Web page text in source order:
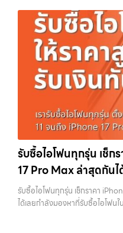
จะอยู่ในสภาพใช้งานแล้ว ตกแต่งแ
ไม่ได้ขึ้นอยู่แค่ยี่ห้อ แต่ขึ้นอยู่กับสภ
การขายของคุณ เราจึงตั้งใจให้บริ
แจ้งวัฒนะ, บางแค, วัชรพล, รามอิ
เสนานิคม, วังหิน อย่างเต็มที่ ไม่ว่
“รับซื้อโทรศัพท์มือสองกรุงเทพ”, “
กรุงเทพถึงที่”, หรือ “รับซื้อ
เพราะบริการของเรามุ่งตรงให้คุ
กว่า เลือกเราแล้วคุณจะได้บริกา
อำนวยความสะดวก นัดรับถึงที่ ต
ทั้งหมดนี้เพื่อให้การขายอุปกรณ์ข
และคุ้มค่ากว่า ทำไมต้องเลือกเรา
iPhone, Samsung, ไอแพด แท็บ
ทันที โดยเน้นบริการในพื้นที่ ลาดพร้
วัชรพล, รามอินทรา, รวมถึง บาง
วังหินไม่ว่าคุณจะต้องการ รับซื้อโ
ซื้อแท็บเล็ต, หรือบริการอื่นๆ เกี่ยว
เครื่องก่อนขาย บทความนี้จะพาไ
ตั้งแต่เรื่องพื้นฐานไปจนถึงเทคนิ
ข้าม หากทำครบทุกข้อ โอกาสที่จะ
รียมเครื่องถึงสำคัญ ก่อนจะไปดูวิธี
ให้ความสำคัญกับรายละเอียดเห
เขามองคือ “ความพร้อมในการขา
ต่อได้ทันทีโดยไม่ต้องเสียเวลาแ
เสี่ยงก็จะต่ำลง และนั่นทำให้เขาก
เครื่องยังมีข้อมูลค้างอยู่ ติด
เสียเวลาและต้นทุนเพิ่ม สิ่งเหล่า
คุณโดยตรง 1. สำรองข้อมูลให้เรี
ทำเสมอคือการสำรองข้อมูล เพร
ไม่สามารถกู้คืนได้อีก ไม่ว่าจะเป็น
หลายคนมักรีบล้างเครื่องเพราะอย
พลาดที่ไม่ควรเกิดขึ้นเลย คุณสาม
คอมพิวเตอร์ก็ได้ หากต้องการคว
รับซื้อไอโฟนทุกรุ่น เช็ก
17 Pro Max ล่าสุดกันไ
รับซื้อไอโฟนทุกรุ่น เช็กราคา
ได้เลยกำลังมองหาที่รับซื้อไอโฟนใ